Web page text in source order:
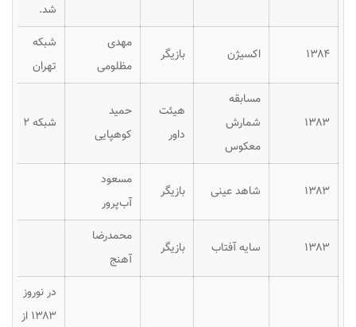
شد.
۱۳۸۴ اکسیژن بازیگر
مهدی
مظلومی
شبکه
تهران
۱۳۸۳
مسابقه
شمارش
معکوس
هیئت
داور
حمید
کوهپایی
شبکه ۲
۱۳۸۳ شاهد عینی بازیگر
مسعود
آب‌پرور
۱۳۸۳ سایه آفتاب بازیگر
محمدرضا
آهنج
در نوروز
۱۳۸۳ از